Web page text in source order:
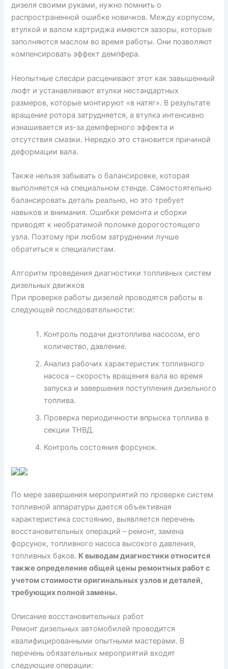
дизеля своими руками, нужно помнить о
распространенной ошибке новичков. Между корпусом,
втулкой и валом картриджа имеются зазоры, которые
заполняются маслом во время работы. Они позволяют
компенсировать эффект демпфера.
Неопытные слесари расценивают этот как завышенный
люфт и устанавливают втулки нестандартных
размеров, которые монтируют «в натяг». В результате
вращение ротора затрудняется, а втулка интенсивно
изнашивается из-за демпферного эффекта и
отсутствия смазки. Нередко это становится причиной
деформации вала.
Также нельзя забывать о балансировке, которая
выполняется на специальном стенде. Самостоятельно
балансировать деталь реально, но это требует
навыков и внимания. Ошибки ремонта и сборки
приводят к необратимой поломке дорогостоящего
узла. Поэтому при любом затруднении лучше
обратиться к специалистам.
Алгоритм проведения диагностики топливных систем
дизельных движков
При проверке работы дизелей проводятся работы в
следующей последовательности:
Контроль подачи дизтоплива насосом, его
количество, давление.
Анализ рабочих характеристик топливного
насоса – скорость вращения вала во время
запуска и завершения поступления дизельного
топлива.
Проверка периодичности впрыска топлива в
секции ТНВД.
Контроль состояния форсунок.
По мере завершения мероприятий по проверке систем
топливной аппаратуры дается объективная
характеристика состоянию, выявляется перечень
восстановительных операций – ремонт, замена
форсунок, топливного насоса высокого давления,
топливных баков. К выводам диагностики относится
также определение общей цены ремонтных работ с
учетом стоимости оригинальных узлов и деталей,
требующих полной замены.
Описание восстановительных работ
Ремонт дизельных автомобилей проводится
квалифицированными опытными мастерами. В
перечень обязательных мероприятий входят
следующие операции: